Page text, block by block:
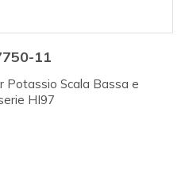
11
Potassio Scala Bassa e
HI97